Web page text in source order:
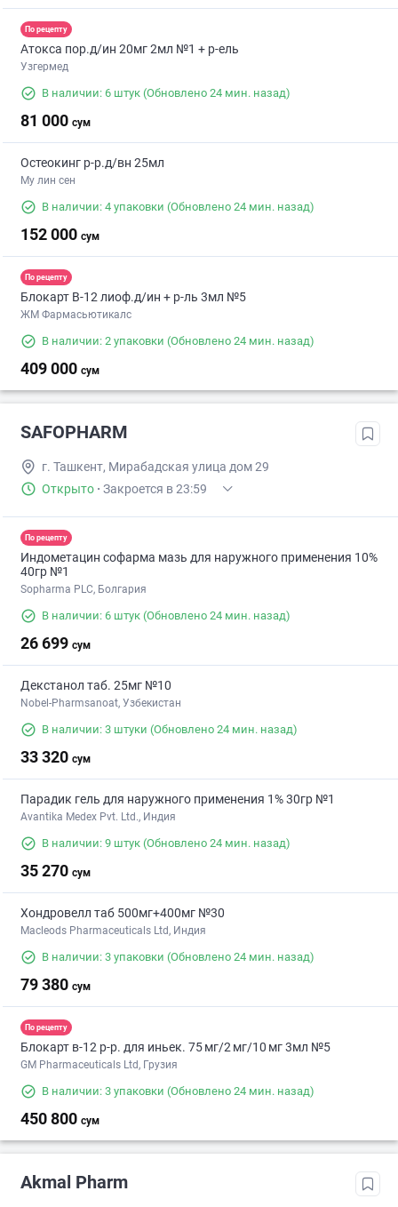
По рецепту
Атокса пор.д/ин 20мг 2мл №1 + р-ель
Узгермед
В наличии: 6 штук (Обновлено 24 мин. назад)
81 000 сум
Остеокинг р-р.д/вн 25мл
Му лин сен
В наличии: 4 упаковки (Обновлено 24 мин. назад)
152 000 сум
По рецепту
Блокарт В-12 лиоф.д/ин + р-ль 3мл №5
ЖМ Фармасьютикалс
В наличии: 2 упаковки (Обновлено 24 мин. назад)
409 000 сум
SAFOPHARM
г. Ташкент, Мирабадская улица дом 29
Открыто · Закроется в 23:59
По рецепту
Индометацин софарма мазь для наружного применения 10%
40гр №1
Sopharma PLC, Болгария
В наличии: 6 штук (Обновлено 24 мин. назад)
26 699 сум
Декстанол таб. 25мг №10
Nobel-Pharmsanoat, Узбекистан
В наличии: 3 штуки (Обновлено 24 мин. назад)
33 320 сум
Парадик гель для наружного применения 1% 30гр №1
Avantika Medex Pvt. Ltd., Индия
В наличии: 9 штук (Обновлено 24 мин. назад)
35 270 сум
Хондровелл таб 500мг+400мг №30
Macleods Pharmaceuticals Ltd, Индия
В наличии: 3 упаковки (Обновлено 24 мин. назад)
79 380 сум
По рецепту
Блокарт в-12 р-р. для иньек. 75 мг/2 мг/10 мг 3мл №5
GM Pharmaceuticals Ltd, Грузия
В наличии: 3 упаковки (Обновлено 24 мин. назад)
450 800 сум
Akmal Pharm